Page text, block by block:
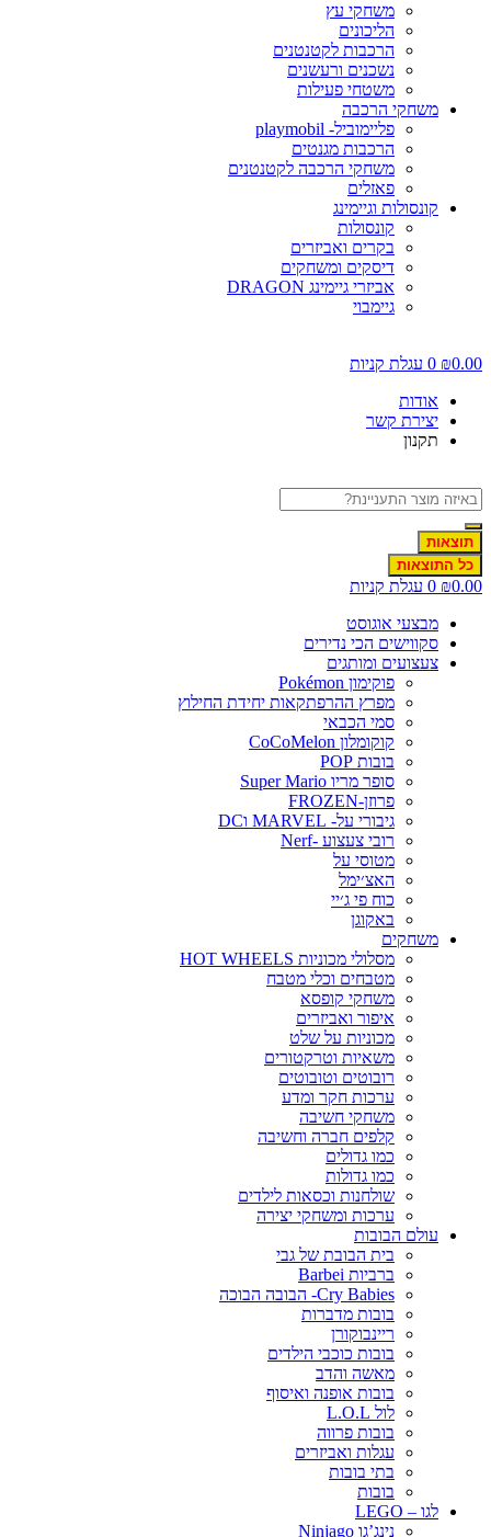
משחקי עץ
הליכונים
הרכבות לקטנטנים
נשכנים ורעשנים
משטחי פעילות
משחקי הרכבה
פליימוביל- playmobil
הרכבות מגנטים
משחקי הרכבה לקטנטנים
פאזלים
קונסולות וגיימינג
קונסולות
בקרים ואביזרים
דיסקים ומשחקים
אביזרי גיימינג DRAGON
גיימבוי
₪
0 עגלת קניות
אודות
יצירת קשר
תקנון
תוצאות
כל התוצאות
₪
0 עגלת קניות
מבצעי אוגוסט
סקווישים הכי נדירים
צעצועים ומותגים
פוקימון Pokémon
מפרץ ההרפתקאות יחידת החילוץ
סמי הכבאי
קוקומלון CoCoMelon
בובות POP
סופר מריו Super Mario
פרוזן-FROZEN
גיבורי על- MARVEL וDC
רובי צעצוע -Nerf
מטוסי על
האצ׳ימל
כוח פי ג׳יי
באקוגן
משחקים
מסלולי מכוניות HOT WHEELS
מטבחים וכלי מטבח
משחקי קופסא
איפור ואביזרים
מכוניות על שלט
משאיות וטרקטורים
רובוטים וטובוטים
ערכות חקר ומדע
משחקי חשיבה
קלפים חברה וחשיבה
כמו גדולים
כמו גדולות
שולחנות וכסאות לילדים
ערכות ומשחקי יצירה
עולם הבובות
בית הבובת של גבי
ברביות Barbei
Cry Babies- הבובה הבוכה
בובות מדברות
ריינבוקורן
בובות כוכבי הילדים
מאשה והדב
בובות אופנה ואיסוף
לול L.O.L
בובות פרווה
עגלות ואביזרים
בתי בובות
בובות
לגו – LEGO
נינג’גו Ninjago